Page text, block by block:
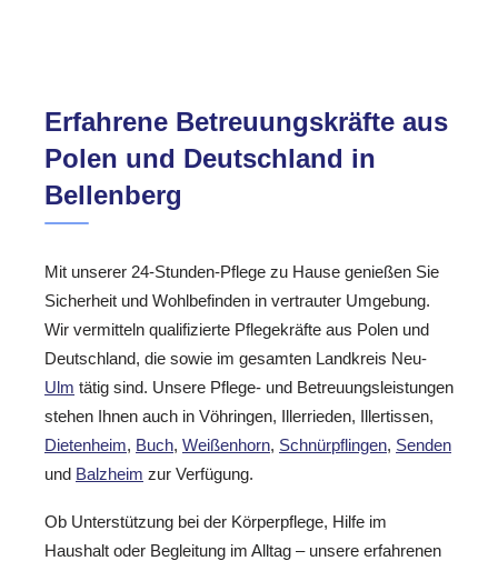
Erfahrene Betreuungskräfte aus
Polen und Deutschland in
Bellenberg
Mit unserer 24-Stunden-Pflege zu Hause genießen Sie
Sicherheit und Wohlbefinden in vertrauter Umgebung.
Wir vermitteln qualifizierte Pflegekräfte aus Polen und
Deutschland, die sowie im gesamten Landkreis Neu-
Ulm tätig sind. Unsere Pflege- und Betreuungsleistungen
stehen Ihnen auch in Vöhringen, Illerrieden, Illertissen,
Dietenheim, Buch, Weißenhorn, Schnürpflingen, Senden
und Balzheim zur Verfügung.
Ob Unterstützung bei der Körperpflege, Hilfe im
Haushalt oder Begleitung im Alltag – unsere erfahrenen